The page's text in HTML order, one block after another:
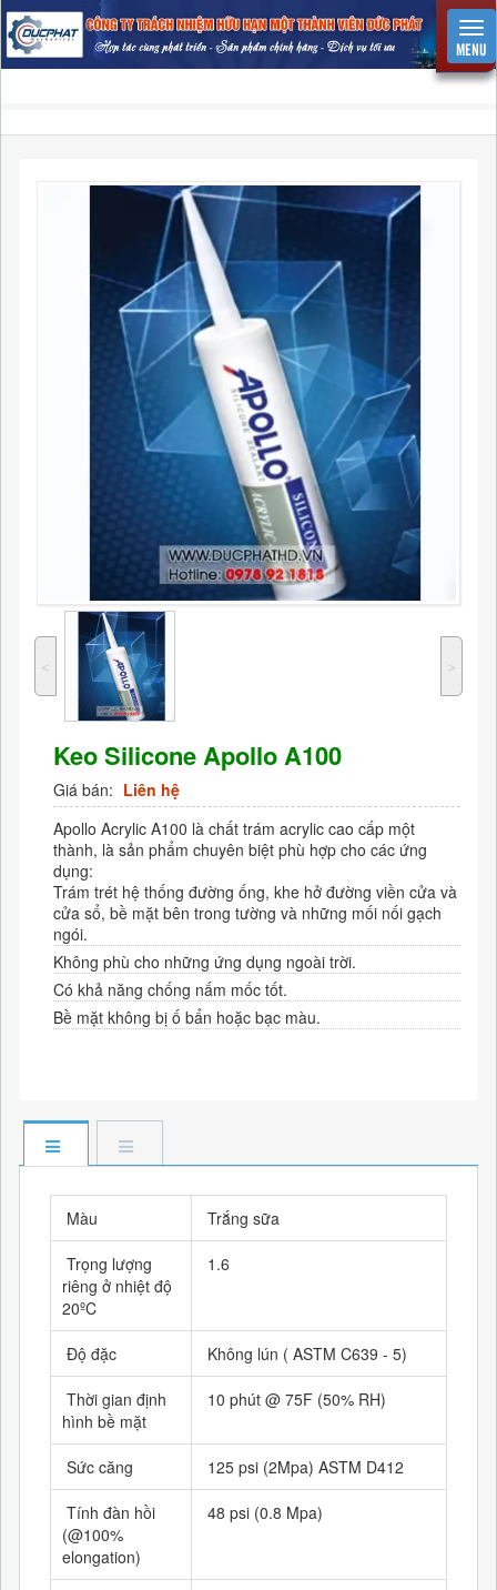
˂ ˃
Keo Silicone Apollo A100
Giá bán: Liên hệ
Apollo Acrylic A100 là chất trám acrylic cao cấp một
thành, là sản phẩm chuyên biệt phù hợp cho các ứng
dụng:
Trám trét hệ thống đường ống, khe hở đường viền cửa và
cửa sổ, bề mặt bên trong tường và những mối nối gạch
ngói.
Không phù cho những ứng dụng ngoài trời.
Có khả năng chống nấm mốc tốt.
Bề mặt không bị ố bẩn hoặc bạc màu.
Màu Trắng sữa
Trọng lượng
riêng ở nhiệt độ
20ºC
1.6
Độ đặc Không lún ( ASTM C639 - 5)
Thời gian định
hình bề mặt
10 phút @ 75F (50% RH)
Sức căng 125 psi (2Mpa) ASTM D412
Tính đàn hồi
(@100%
elongation)
48 psi (0.8 Mpa)